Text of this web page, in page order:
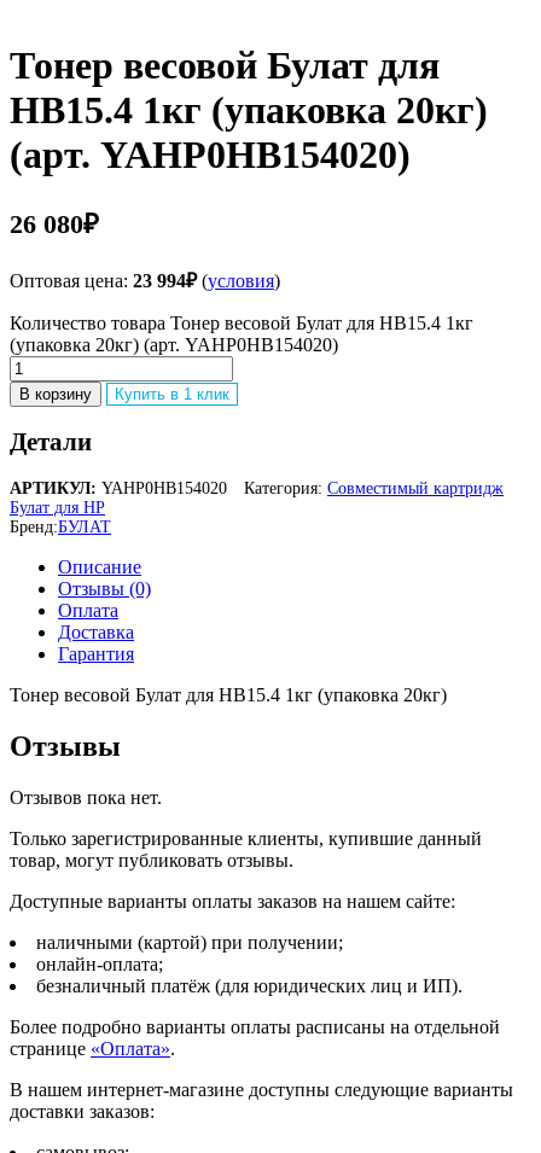
Тонер весовой Булат для
HB15.4 1кг (упаковка 20кг)
(арт. YAHP0HB154020)
26 080₽
Оптовая цена: 23 994₽(условия)
Количество товара Тонер весовой Булат для HB15.4 1кг
(упаковка 20кг) (арт. YAHP0HB154020)
В корзину Купить в 1 клик
Детали
АРТИКУЛ: YAHP0HB154020 Категория: Совместимый картридж
Булат для HP
Бренд:БУЛАТ
Описание
Отзывы (0)
Оплата
Доставка
Гарантия
Тонер весовой Булат для HB15.4 1кг (упаковка 20кг)
Отзывы
Отзывов пока нет.
Только зарегистрированные клиенты, купившие данный
товар, могут публиковать отзывы.
Доступные варианты оплаты заказов на нашем сайте:
наличными (картой) при получении;
онлайн-оплата;
безналичный платёж (для юридических лиц и ИП).
Более подробно варианты оплаты расписаны на отдельной
странице «Оплата».
В нашем интернет-магазине доступны следующие варианты
доставки заказов: